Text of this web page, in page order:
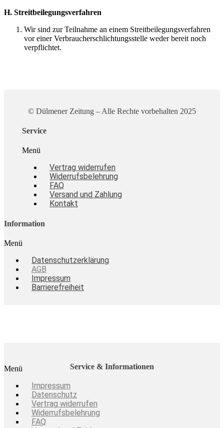
H. Streitbeilegungsverfahren
Wir sind zur Teilnahme an einem Streitbeilegungsverfahren
vor einer Verbraucherschlichtungsstelle weder bereit noch
verpflichtet.
© Dülmener Zeitung – Alle Rechte vorbehalten 2025
Service
Menü
Vertrag widerrufen
Widerrufsbelehrung
FAQ
Versand und Zahlung
Kontakt
Information
Menü
Datenschutzerklärung
AGB
Impressum
Barrierefreiheit
Service & Informationen
Menü
Impressum
Datenschutz
Vertrag widerrufen
Widerrufsbelehrung
FAQ